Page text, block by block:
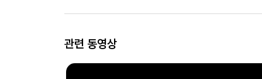
관련 동영상